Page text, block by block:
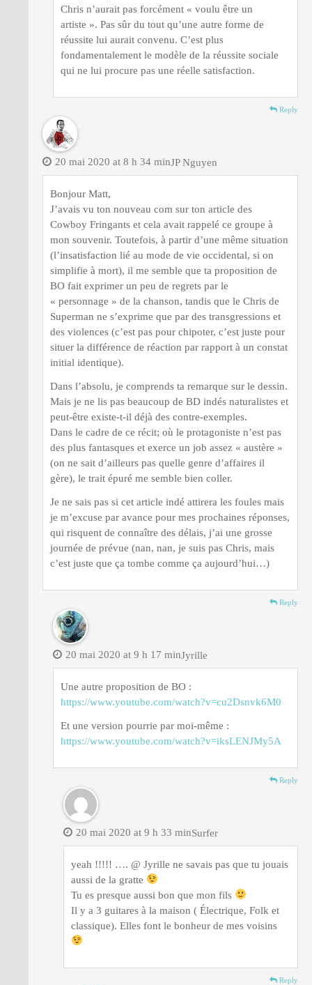
Chris n’aurait pas forcément « voulu être un
artiste ». Pas sûr du tout qu’une autre forme de
réussite lui aurait convenu. C’est plus
fondamentalement le modèle de la réussite sociale
qui ne lui procure pas une réelle satisfaction.
Reply
JP Nguyen
20 mai 2020 at 8 h 34 min
Bonjour Matt,
J’avais vu ton nouveau com sur ton article des
Cowboy Fringants et cela avait rappelé ce groupe à
mon souvenir. Toutefois, à partir d’une même situation
(l’insatisfaction lié au mode de vie occidental, si on
simplifie à mort), il me semble que ta proposition de
BO fait exprimer un peu de regrets par le
« personnage » de la chanson, tandis que le Chris de
Superman ne s’exprime que par des transgressions et
des violences (c’est pas pour chipoter, c’est juste pour
situer la différence de réaction par rapport à un constat
initial identique).
Dans l’absolu, je comprends ta remarque sur le dessin.
Mais je ne lis pas beaucoup de BD indés naturalistes et
peut-être existe-t-il déjà des contre-exemples.
Dans le cadre de ce récit; où le protagoniste n’est pas
des plus fantasques et exerce un job assez « austère »
(on ne sait d’ailleurs pas quelle genre d’affaires il
gère), le trait épuré me semble bien coller.
Je ne sais pas si cet article indé attirera les foules mais
je m’excuse par avance pour mes prochaines réponses,
qui risquent de connaître des délais, j’ai une grosse
journée de prévue (nan, nan, je suis pas Chris, mais
c’est juste que ça tombe comme ça aujourd’hui…)
Reply
Jyrille
20 mai 2020 at 9 h 17 min
Une autre proposition de BO :
https://www.youtube.com/watch?v=cu2Dsnvk6M0
Et une version pourrie par moi-même :
https://www.youtube.com/watch?v=iksLENJMy5A
Reply
Surfer
20 mai 2020 at 9 h 33 min
yeah !!!!! …. @ Jyrille ne savais pas que tu jouais
aussi de la gratte
Tu es presque aussi bon que mon fils
Il y a 3 guitares à la maison ( Électrique, Folk et
classique). Elles font le bonheur de mes voisins
Reply